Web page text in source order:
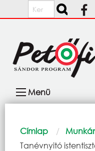
Ugrás a tartalomra
Keresés
navigáció
Menü
Morzsa
Címlap
Current:
Tanévnyitó